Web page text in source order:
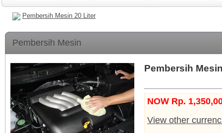
Pembersih Mesin 20 Liter
Pembersih Mesin
Pembersih
NOW Rp.
View other